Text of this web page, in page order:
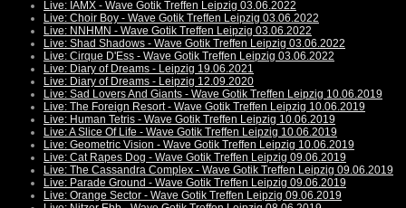
Live: IAMX - Wave Gotik Treffen Leipzig 03.06.2022
Live: Choir Boy - Wave Gotik Treffen Leipzig 03.06.2022
Live: NNHMN - Wave Gotik Treffen Leipzig 03.06.2022
Live: Shad Shadows - Wave Gotik Treffen Leipzig 03.06.2022
Live: Cirque D'Ess - Wave Gotik Treffen Leipzig 03.06.2022
Live: Diary of Dreams - Leipzig 19.06.2021
Live: Diary of Dreams - Leipzig 12.09.2020
Live: Sad Lovers And Giants - Wave Gotik Treffen Leipzig 10.06.2019
Live: The Foreign Resort - Wave Gotik Treffen Leipzig 10.06.2019
Live: Human Tetris - Wave Gotik Treffen Leipzig 10.06.2019
Live: A Slice Of Life - Wave Gotik Treffen Leipzig 10.06.2019
Live: Geometric Vision - Wave Gotik Treffen Leipzig 10.06.2019
Live: Cat Rapes Dog - Wave Gotik Treffen Leipzig 09.06.2019
Live: The Cassandra Complex - Wave Gotik Treffen Leipzig 09.06.2019
Live: Parade Ground - Wave Gotik Treffen Leipzig 09.06.2019
Live: Orange Sector - Wave Gotik Treffen Leipzig 09.06.2019